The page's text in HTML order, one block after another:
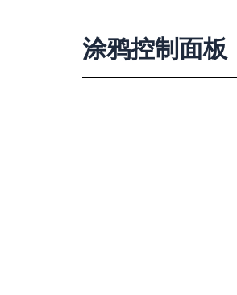
涂鸦控制面板